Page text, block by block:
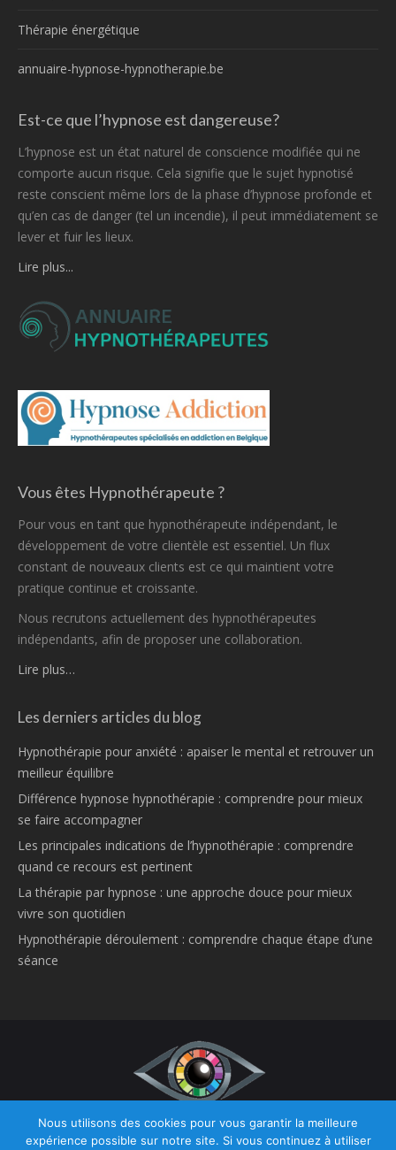
Thérapie énergétique
annuaire-hypnose-hypnotherapie.be
Est-ce que l’hypnose est dangereuse?
L’hypnose est un état naturel de conscience modifiée qui ne
comporte aucun risque. Cela signifie que le sujet hypnotisé
reste conscient même lors de la phase d’hypnose profonde et
qu’en cas de danger (tel un incendie), il peut immédiatement se
lever et fuir les lieux.
Lire plus...
Vous êtes Hypnothérapeute ?
Pour vous en tant que hypnothérapeute indépendant, le
développement de votre clientèle est essentiel. Un flux
constant de nouveaux clients est ce qui maintient votre
pratique continue et croissante.
Nous recrutons actuellement des hypnothérapeutes
indépendants, afin de proposer une collaboration.
Lire plus…
Les derniers articles du blog
Hypnothérapie pour anxiété : apaiser le mental et retrouver un
meilleur équilibre
Différence hypnose hypnothérapie : comprendre pour mieux
se faire accompagner
Les principales indications de l’hypnothérapie : comprendre
quand ce recours est pertinent
La thérapie par hypnose : une approche douce pour mieux
vivre son quotidien
Hypnothérapie déroulement : comprendre chaque étape d’une
séance
Copyright © 2026Hypnose et Hypnothérapie Belgique. Tous droits
réservés.
Nous utilisons des cookies pour vous garantir la meilleure
expérience possible sur notre site. Si vous continuez à utiliser